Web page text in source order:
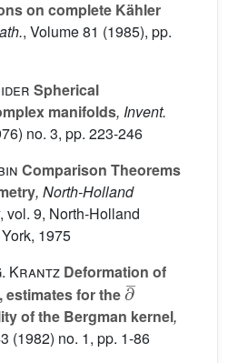
on complete Kähler
, Volume 81 (1985), pp.
Spherical
manifolds, Invent.
no. 3, pp. 223-246
Comparison Theorems
, North-Holland
, vol. 9, North-Holland
1975
Krantz Deformation of
for the
∂¯
of the Bergman kernel,
(1982) no. 1, pp. 1-86